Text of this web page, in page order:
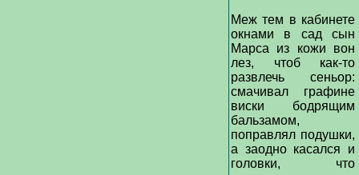
Меж тем в кабинете
окнами в сад сын
Марса из кожи вон
лез, чтоб как-то
развлечь сеньор:
смачивал графине
виски бодрящим
бальзамом,
поправлял подушки,
а заодно касался и
головки, что